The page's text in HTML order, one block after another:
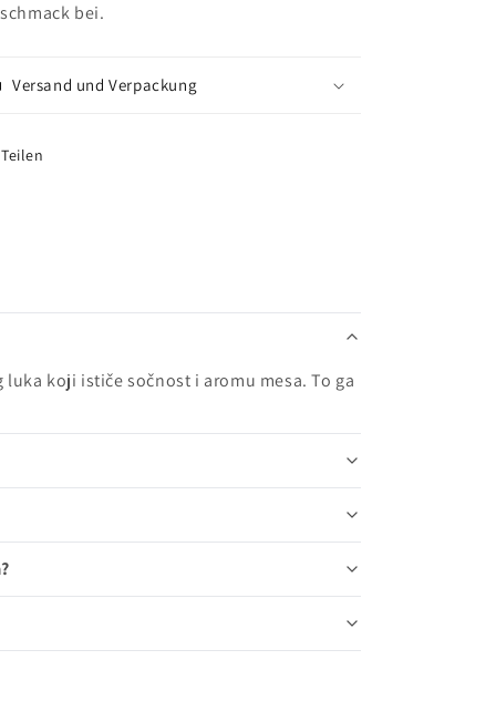
bei.
Versand und Verpackung
Teilen
koji ističe sočnost i aromu mesa. To ga